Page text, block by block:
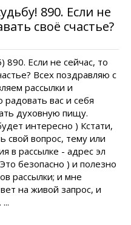
890. Если не
своё счастье?
Если не сейчас, то
Всех поздравляю с
рассылки и
вас и себя
духовную пищу.
интересно ) Кстати,
свой вопрос, тему или
в рассылке - адрес эл
безопасно ) и полезно
рассылки; и мне
на живой запрос, и